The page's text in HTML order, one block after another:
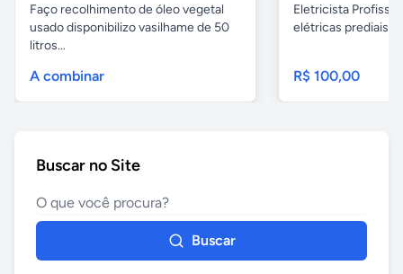
Faço recolhimento de óleo vegetal
usado disponibilizo vasilhame de 50
litros...
A combinar
Eletricista
elétricas prediais e
R$ 100,00
Buscar no Site
Buscar